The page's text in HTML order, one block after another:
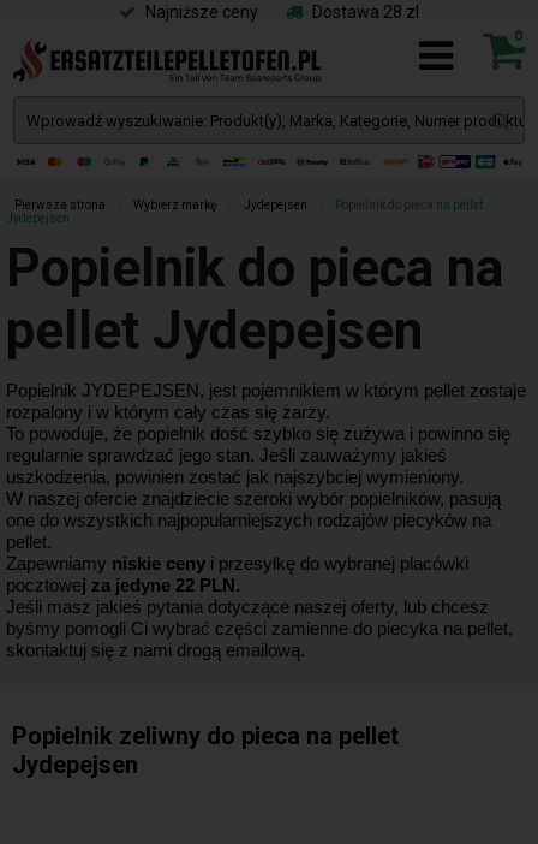
Najniższe ceny Dostawa 28 zl
0
Pierwsza strona Wybierz markę Jydepejsen
Popielnik do pieca na pellet
Jydepejsen
Popielnik do pieca na
pellet Jydepejsen
Popielnik JYDEPEJSEN, jest pojemnikiem w którym pellet zostaje
rozpalony i w którym cały czas się żarzy.
To powoduje, że popielnik dość szybko się zużywa i powinno się
regularnie sprawdzać jego stan. Jeśli zauważymy jakieś
uszkodzenia, powinien zostać jak najszybciej wymieniony.
W naszej ofercie znajdziecie szeroki wybór popielników, pasują
one do wszystkich najpopularniejszych rodzajów piecyków na
pellet.
Zapewniamy niskie ceny i przesyłkę do wybranej placówki
pocztowej za jedyne 22 PLN.
Jeśli masz jakieś pytania dotyczące naszej oferty, lub chcesz
byśmy pomogli Ci wybrać części zamienne do piecyka na pellet,
skontaktuj się z nami drogą emailową.
Popielnik zeliwny do pieca na pellet
Jydepejsen